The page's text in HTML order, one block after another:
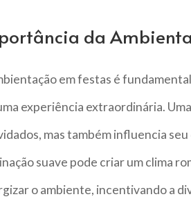
da
em festas é
experiência extraordinária.
mas também influencia
suave pode criar um clima
o ambiente, incentivando a